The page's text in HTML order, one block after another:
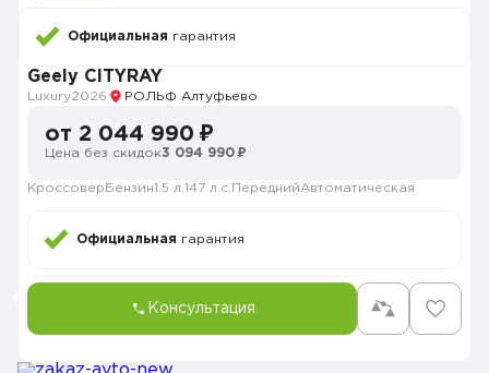
Официальная гарантия
Geely CITYRAY
Luxury2026 РОЛЬФ Алтуфьево
от 2 044 990 ₽
Цена без скидок3 094 990 ₽
Кроссовер Бензин1.5 л. 147 л.с. ПереднийАвтоматическая
Официальная гарантия
Консультация